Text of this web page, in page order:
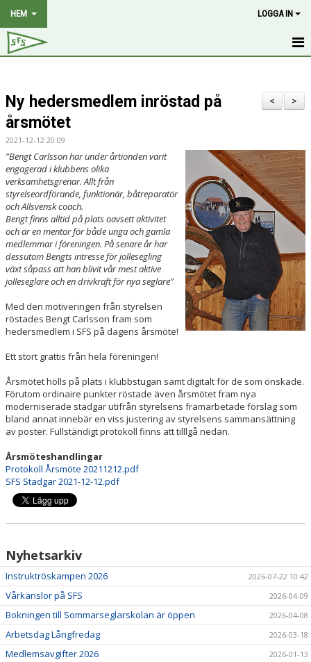
HEM LOGGA IN
NYHETER
OM KLUBBEN
MEDLEMSKAP
HISTORIA
STYRELSE
KALENDER
BILDGALLERI
DOKUMENT
FJORDVINDEN
KLUBBHUS
SPONSORER
>
<
Ny hedersmedlem inröstad på
årsmötet
2021-12-12 20:09
”Bengt Carlsson har under årtionden varit
engagerad i klubbens olika
verksamhetsgrenar. Allt från
styrelseordförande, funktionär, båtreparatör
och Allsvensk coach.
Bengt finns alltid på plats oavsett aktivitet
och är en mentor för både unga och gamla
medlemmar i föreningen. På senare år har
dessutom Bengts intresse för jollesegling
växt såpass att han blivit vår mest aktive
jolleseglare och en drivkraft för nya seglare”
Med den motiveringen från styrelsen
röstades Bengt Carlsson fram som
hedersmedlem i SFS på dagens årsmöte!
Ett stort grattis från hela föreningen!
Årsmötet hölls på plats i klubbstugan samt digitalt för de som önskade.
Förutom ordinaire punkter röstade även årsmötet fram nya
moderniserade stadgar utifrån styrelsens framarbetade förslag som
bland annat innebär en viss justering av styrelsens sammansättning
av poster. Fullständigt protokoll finns att tilllgå nedan.
Årsmöteshandlingar
Protokoll Årsmöte 20211212.pdf
SFS Stadgar 2021-12-12.pdf
Nyhetsarkiv
Instruktröskampen 2026 2026-07-22 10:42
Vårkänslor på SFS 2026-04-09
Bokningen till Sommarseglarskolan är öppen 2026-04-08
Arbetsdag Långfredag 2026-03-18
Medlemsavgifter 2026 2026-01-13